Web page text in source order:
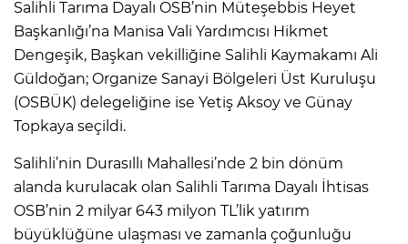
Salihli Tarıma Dayalı OSB’nin Müteşebbis Heyet
Başkanlığı’na Manisa Vali Yardımcısı Hikmet
Dengeşik, Başkan vekilliğine Salihli Kaymakamı Ali
Güldoğan; Organize Sanayi Bölgeleri Üst Kuruluşu
(OSBÜK) delegeliğine ise Yetiş Aksoy ve Günay
Topkaya seçildi.
Salihli’nin Durasıllı Mahallesi’nde 2 bin dönüm
alanda kurulacak olan Salihli Tarıma Dayalı İhtisas
OSB’nin 2 milyar 643 milyon TL’lik yatırım
büyüklüğüne ulaşması ve zamanla çoğunluğu